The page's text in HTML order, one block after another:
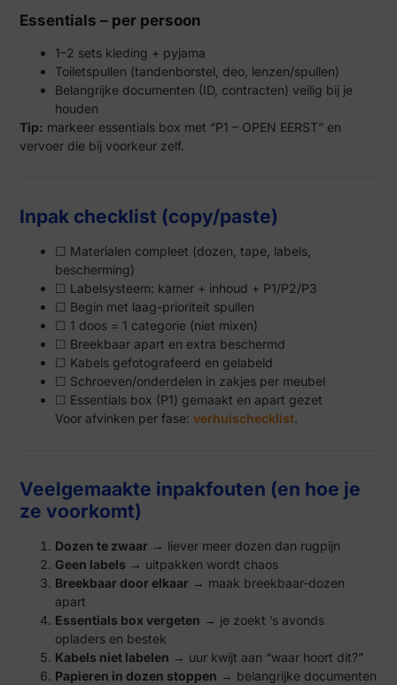
Essentials – per persoon
1–2 sets kleding + pyjama
Toiletspullen (tandenborstel, deo, lenzen/spullen)
Belangrijke documenten (ID, contracten) veilig bij je
houden
Tip: markeer essentials box met “P1 – OPEN EERST” en
vervoer die bij voorkeur zelf.
Inpak checklist (copy/paste)
☐ Materialen compleet (dozen, tape, labels,
bescherming)
☐ Labelsysteem: kamer + inhoud + P1/P2/P3
☐ Begin met laag-prioriteit spullen
☐ 1 doos = 1 categorie (niet mixen)
☐ Breekbaar apart en extra beschermd
☐ Kabels gefotografeerd en gelabeld
☐ Schroeven/onderdelen in zakjes per meubel
☐ Essentials box (P1) gemaakt en apart gezet
Voor afvinken per fase:verhuischecklist.
Veelgemaakte inpakfouten (en hoe je
ze voorkomt)
Dozen te zwaar → liever meer dozen dan rugpijn
Geen labels → uitpakken wordt chaos
Breekbaar door elkaar → maak breekbaar-dozen
apart
Essentials box vergeten → je zoekt ’s avonds
opladers en bestek
Kabels niet labelen → uur kwijt aan “waar hoort dit?”
Papieren in dozen stoppen → belangrijke documenten